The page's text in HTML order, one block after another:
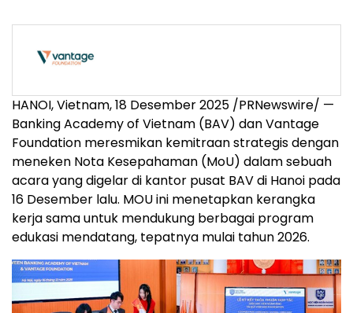
HANOI, Vietnam, 18 Desember 2025 /PRNewswire/ —
Banking Academy of Vietnam (BAV) dan Vantage
Foundation meresmikan kemitraan strategis dengan
meneken Nota Kesepahaman (MoU) dalam sebuah
acara yang digelar di kantor pusat BAV di Hanoi pada
16 Desember lalu. MOU ini menetapkan kerangka
kerja sama untuk mendukung berbagai program
edukasi mendatang, tepatnya mulai tahun 2026.